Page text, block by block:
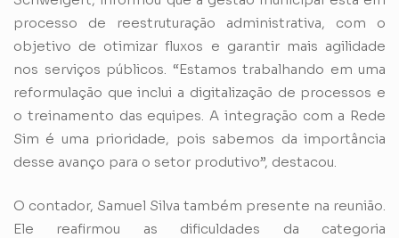
processo de reestruturação administrativa, com o
objetivo de otimizar fluxos e garantir mais agilidade
nos serviços públicos. “Estamos trabalhando em uma
reformulação que inclui a digitalização de processos e
o treinamento das equipes. A integração com a Rede
Sim é uma prioridade, pois sabemos da importância
desse avanço para o setor produtivo”, destacou.
O contador, Samuel Silva também presente na reunião.
Ele reafirmou as dificuldades da categoria